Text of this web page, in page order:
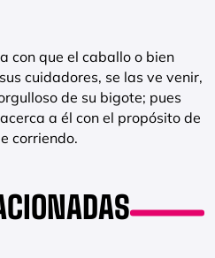
con que el caballo o bien
cuidadores, se las ve venir,
de su bigote; pues
a él con el propósito de
corriendo.